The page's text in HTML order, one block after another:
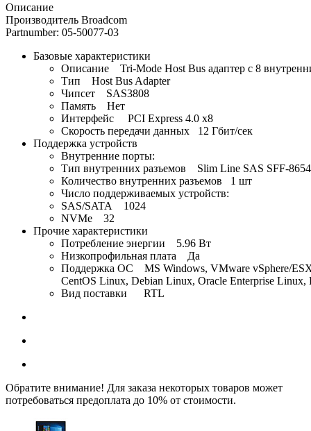
Описание
Производитель Broadcom
Partnumber: 05-50077-03
Базовые характеристики
Описание Tri-Mode Host Bus адаптер с 8
Тип Host Bus Adapter
Чипсет SAS3808
Память Нет
Интерфейс PCI Express 4.0 x8
Скорость передачи данных 12 Гбит/сек
Поддержка устройств
Внутренние порты:
Тип внутренних разъемов Slim Line SAS SFF-8654
Количество внутренних разъемов 1 шт
Число поддерживаемых устройств:
SAS/SATA 1024
NVMe 32
Прочие характеристики
Потребление энергии 5.96 Вт
Низкопрофильная плата Да
Поддержка ОС MS Windows, VMware vSphere/
CentOS Linux, Debian Linux, Oracle Enterprise Linux,
Вид поставки RTL
Обратите внимание! Для заказа некоторых товаров может
потребоваться предоплата до 10% от стоимости.